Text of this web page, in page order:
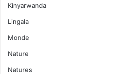
Kinyarwanda
Lingala
Monde
Nature
Natures